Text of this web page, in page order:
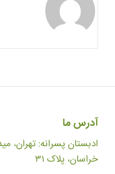
آدرس ما
ادبستان پسرانه: تهران،
خراسان، پلاک ۳۱